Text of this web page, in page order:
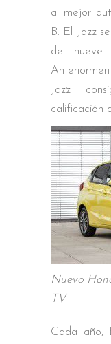
al mejor
B. El Jazz
de nueve
Jazz
calificación
Nuevo
TV
Cada año,